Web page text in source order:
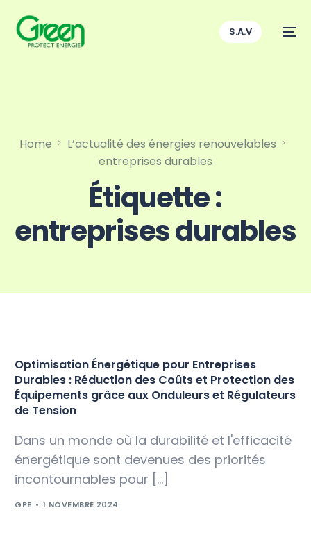
S.A.V
Home
L’actualité des énergies renouvelables
entreprises durables
Étiquette :
entreprises durables
Optimisation Énergétique pour Entreprises
Durables : Réduction des Coûts et Protection des
Équipements grâce aux Onduleurs et Régulateurs
de Tension
Dans un monde où la durabilité et l'efficacité
énergétique sont devenues des priorités
incontournables pour […]
GPE 1 NOVEMBRE 2024